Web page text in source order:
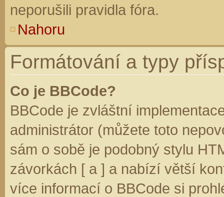
neporušili pravidla fóra.
Nahoru
Formátování a typy
Co je BBCode?
BBCode je zvláštní
administrátor (můžete toto
sám o sobě je podobný stylu
závorkách [ a ] a nabízí větší
více informací o BBCode si